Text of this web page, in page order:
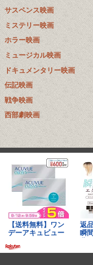
サスペンス映画
ミステリー映画
ホラー映画
ミュージカル映画
ドキュメンタリー映画
伝記映画
戦争映画
西部劇映画